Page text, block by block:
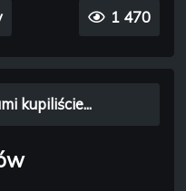
1 470
kupiliście...